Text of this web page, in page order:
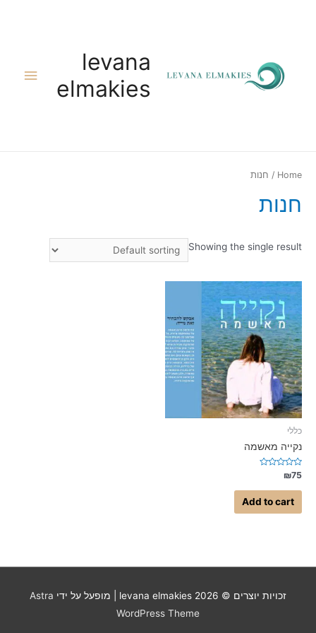
levana
elmakies
Home / חנות
חנות
Showing the single result
כללי
נקייה מאשמה
Rated
out
₪75
Add to cart
זכויות יוצרים © 2026 levana elmakies | מופעל על ידי Astra
WordPress Theme